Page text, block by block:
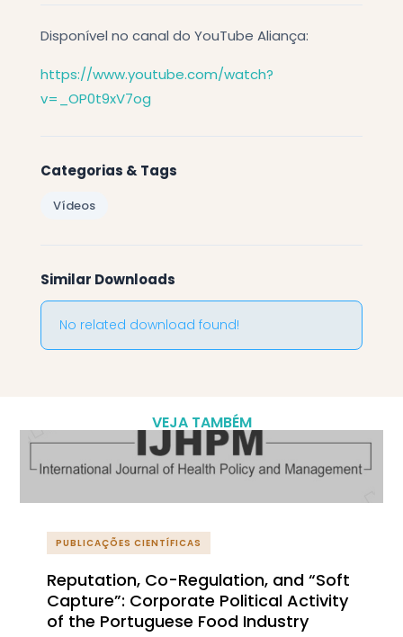
Disponível no canal do YouTube Aliança:
https://www.youtube.com/watch?
v=_OP0t9xV7og
Categorias & Tags
Vídeos
Similar Downloads
No related download found!
VEJA TAMBÉM
PUBLICAÇÕES CIENTÍFICAS
Reputation, Co-Regulation, and “Soft
Capture”: Corporate Political Activity
of the Portuguese Food Industry